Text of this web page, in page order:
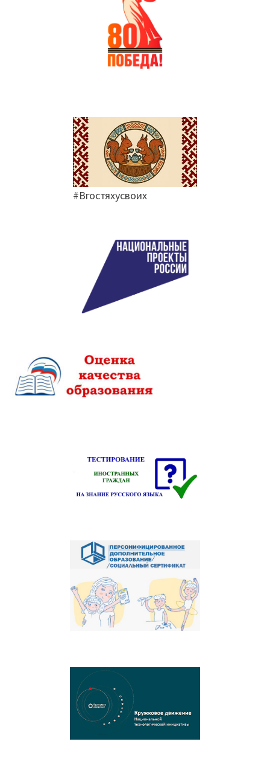
#Вгостяхусвоих